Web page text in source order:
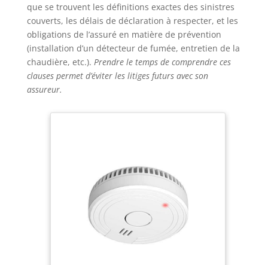
que se trouvent les définitions exactes des sinistres
couverts, les délais de déclaration à respecter, et les
obligations de l’assuré en matière de prévention
(installation d’un détecteur de fumée, entretien de la
chaudière, etc.). Prendre le temps de comprendre ces
clauses permet d’éviter les litiges futurs avec son
assureur.